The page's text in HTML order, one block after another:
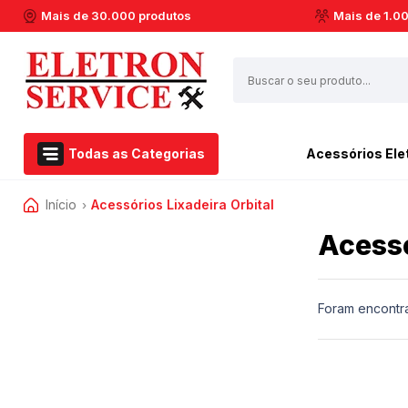
Mais de 30.000 produtos Mais de
Todas as Categorias
Acessórios Eletroportáteis
Acessórios
Airfryer Philips Walita
Barbeador
Batedeiras
Cafeteiras
Marteletes
Martelos
Soprador Térmico
Início › Acessórios Lixadeira Orbital
Foram